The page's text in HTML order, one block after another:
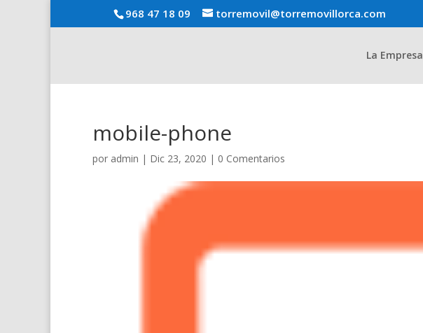
968 47 18 09 torremovil@torremovillorca.com
La Empresa
mobile-phone
por admin | Dic 23, 2020 | 0 Comentarios